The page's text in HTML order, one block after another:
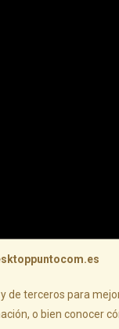
de terceros para
o bien conocer